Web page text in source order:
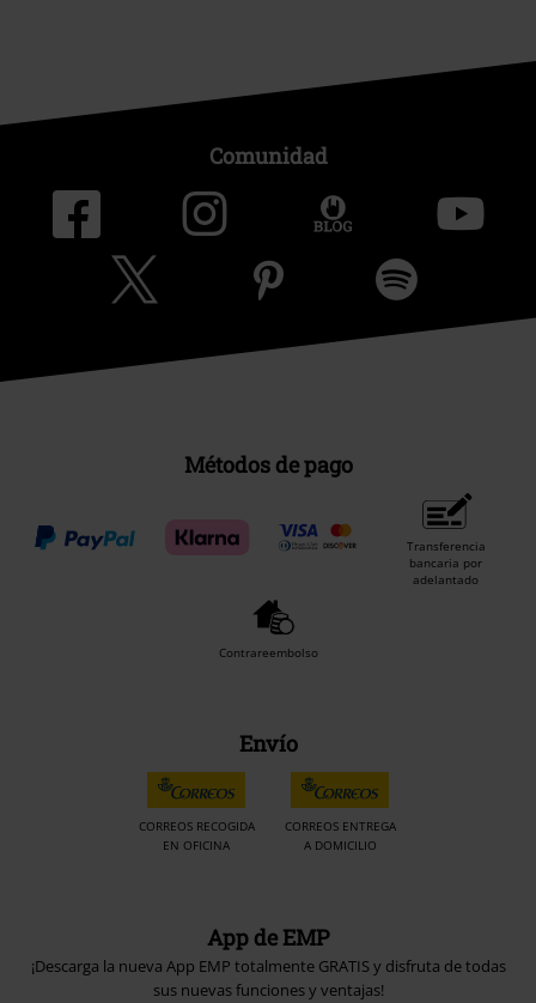
Comunidad
Métodos de pago
Transferencia
bancaria por
adelantado
Contrareembolso
Envío
CORREOS RECOGIDA
EN OFICINA
CORREOS ENTREGA
A DOMICILIO
App de EMP
¡Descarga la nueva App EMP totalmente GRATIS y disfruta de todas
sus nuevas funciones y ventajas!